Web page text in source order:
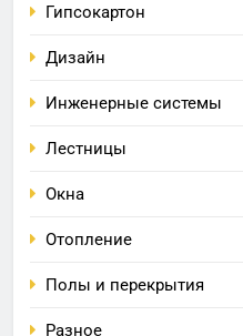
Гипсокартон
Дизайн
Инженерные системы
Лестницы
Окна
Отопление
Полы и перекрытия
Разное